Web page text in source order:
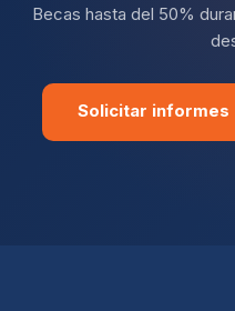
Becas hasta del 50%
Solicitar informes